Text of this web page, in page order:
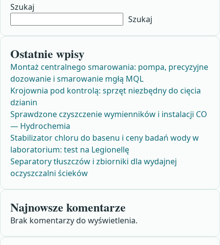
Szukaj
Szukaj
Ostatnie wpisy
Montaż centralnego smarowania: pompa, precyzyjne
dozowanie i smarowanie mgłą MQL
Krojownia pod kontrolą: sprzęt niezbędny do cięcia
dzianin
Sprawdzone czyszczenie wymienników i instalacji CO
— Hydrochemia
Stabilizator chloru do basenu i ceny badań wody w
laboratorium: test na Legionellę
Separatory tłuszczów i zbiorniki dla wydajnej
oczyszczalni ścieków
Najnowsze komentarze
Brak komentarzy do wyświetlenia.